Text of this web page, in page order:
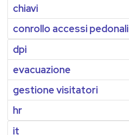
chiavi
conrollo accessi pedonali
dpi
evacuazione
gestione visitatori
hr
it